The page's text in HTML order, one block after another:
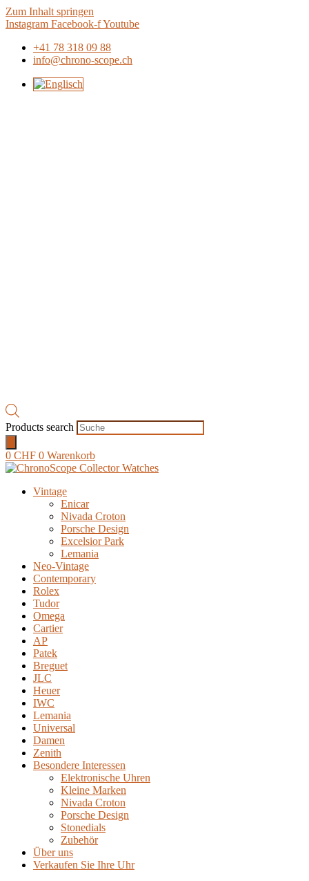
Zum Inhalt springen
Instagram Facebook-fYoutube
+41 78 318 09 88
info@chrono-scope.ch
Products search
0 CHF 0 Warenkorb
Vintage
Enicar
Nivada Croton
Porsche Design
Excelsior Park
Lemania
Neo-Vintage
Contemporary
Rolex
Tudor
Omega
Cartier
AP
Patek
Breguet
JLC
Heuer
IWC
Lemania
Universal
Damen
Zenith
Besondere Interessen
Elektronische Uhren
Kleine Marken
Nivada Croton
Porsche Design
Stonedials
Zubehör
Über uns
Verkaufen Sie Ihre Uhr